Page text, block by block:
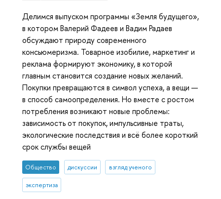
Делимся выпуском программы «Земля будущего»,
в котором Валерий Фадеев и Вадим Радаев
обсуждают природу современного
консьюмеризма. Товарное изобилие, маркетинг и
реклама формируют экономику, в которой
главным становится создание новых желаний.
Покупки превращаются в символ успеха, а вещи —
в способ самоопределения. Но вместе с ростом
потребления возникают новые проблемы:
зависимость от покупок, импульсивные траты,
экологические последствия и всё более короткий
срок службы вещей
Общество дискуссии взгляд ученого
экспертиза